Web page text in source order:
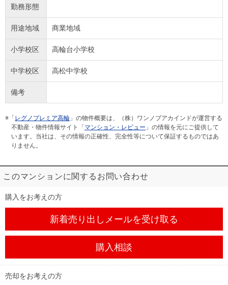
勤務形態
用途地域 商業地域
小学校区 高輪台小学校
中学校区 高松中学校
備考
※「 レグノプレミア高輪 」の物件概要は、（株）ワンノブアカインドが運営する
不動産・物件情報サイト「 マンション・レビュー 」の情報を元にご提供して
います。当社は、その情報の正確性、完全性等について保証するものではあ
りません。
このマンションに関するお問い合わせ
購入をお考えの方
新着売り出しメールを受け取る
購入相談
売却をお考えの方